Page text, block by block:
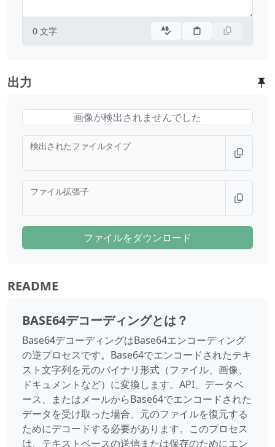
0 文字
出力
画像が検出されませんでした
検出されたファイルタイプ
ファイル拡張子
ファイルをダウンロード
README
BASE64デコーディングとは？
Base64デコーディングはBase64エンコーディング
の逆プロセスです。Base64でエンコードされたテキ
スト文字列を元のバイナリ形式（ファイル、画像、
ドキュメントなど）に変換します。API、データベ
ース、またはメールからBase64でエンコードされた
データを受け取った場合、元のファイルを復元する
ためにデコードする必要があります。このプロセス
は、テキストベースの送信または保存のためにエン